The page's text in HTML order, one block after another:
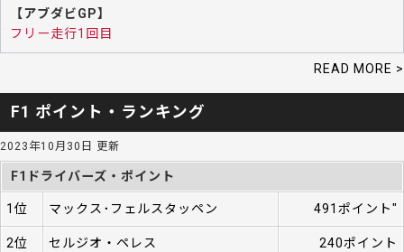
【アブダビGP】
フリー走行1回目
READ MORE >
F1 ポイント・ランキング
2023年10月30日 更新
F1ドライバーズ・ポイント
1位 マックス･フェルスタッペン 491ポイント"
2位 セルジオ・ペレス 240ポイント